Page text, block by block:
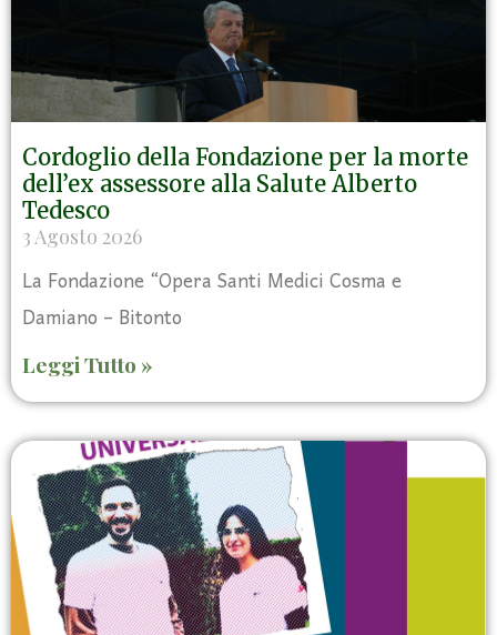
Cordoglio della Fondazione per la morte
dell’ex assessore alla Salute Alberto
Tedesco
3 Agosto 2026
La Fondazione “Opera Santi Medici Cosma e
Damiano – Bitonto
Leggi Tutto »